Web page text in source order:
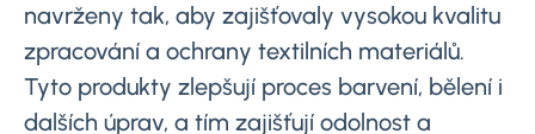
navrženy tak, aby zajišťovaly vysokou kvalitu
zpracování a ochrany textilních materiálů.
Tyto produkty zlepšují proces barvení, bělení i
dalších úprav, a tím zajišťují odolnost a